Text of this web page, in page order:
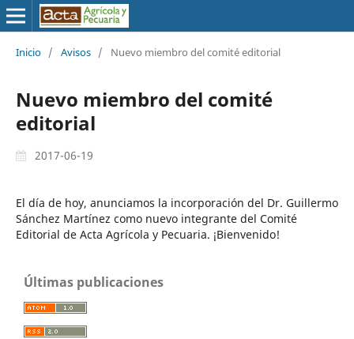
Inicio / Avisos / Nuevo miembro del comité editorial
Nuevo miembro del comité
editorial
2017-06-19
El día de hoy, anunciamos la incorporación del Dr. Guillermo
Sánchez Martínez como nuevo integrante del Comité
Editorial de Acta Agrícola y Pecuaria. ¡Bienvenido!
Últimas publicaciones